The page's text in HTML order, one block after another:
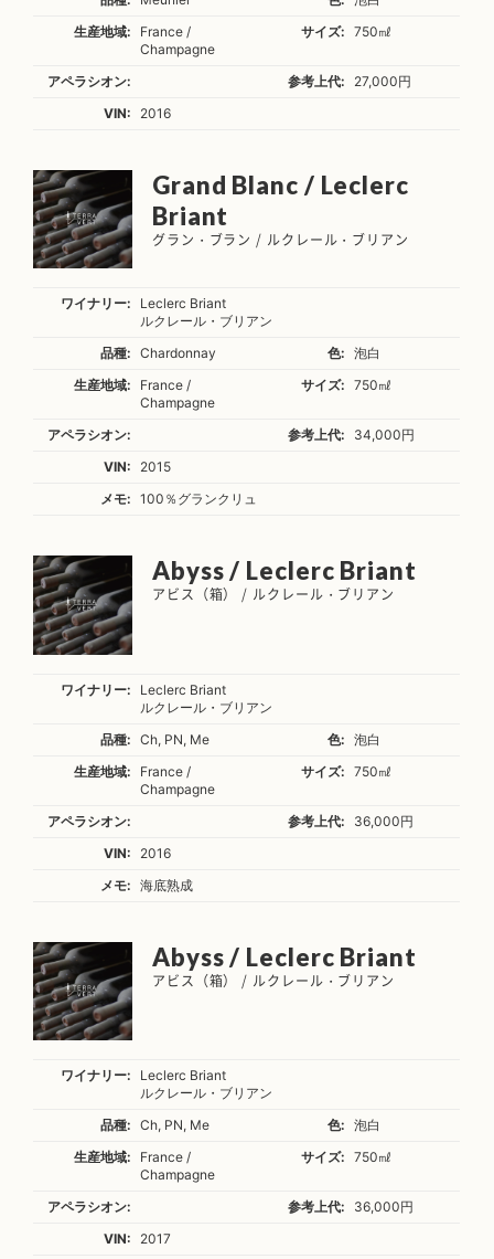
生産地域:
France /
Champagne
サイズ: 750㎖
アペラシオン: 参考上代:
27,000円
VIN:
2016
Grand Blanc / Leclerc
Briant
グラン・ブラン / ルクレール・ブリアン
ワイナリー:
Leclerc Briant
ルクレール・ブリアン
品種:
Chardonnay 色:
泡白
生産地域:
France /
Champagne
サイズ: 750㎖
アペラシオン: 参考上代:
34,000円
VIN:
2015
メモ:
100％グランクリュ
Abyss / Leclerc Briant
アビス（箱） / ルクレール・ブリアン
ワイナリー:
Leclerc Briant
ルクレール・ブリアン
品種:
Ch, PN, Me 色:
泡白
生産地域:
France /
Champagne
サイズ: 750㎖
アペラシオン: 参考上代:
36,000円
VIN:
2016
メモ:
海底熟成
Abyss / Leclerc Briant
アビス（箱） / ルクレール・ブリアン
ワイナリー:
Leclerc Briant
ルクレール・ブリアン
品種:
Ch, PN, Me 色:
泡白
生産地域:
France /
Champagne
サイズ: 750㎖
アペラシオン: 参考上代:
36,000円
VIN:
2017